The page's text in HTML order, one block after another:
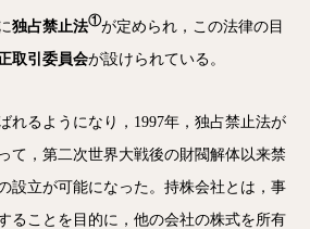
独占禁止法①が定められ，この法律の目
取引委員会が設けられている。
れるようになり，1997年，独占禁止法が
て，第二次世界大戦後の財閥解体以来禁
設立が可能になった。持株会社とは，事
ることを目的に，他の会社の株式を所有